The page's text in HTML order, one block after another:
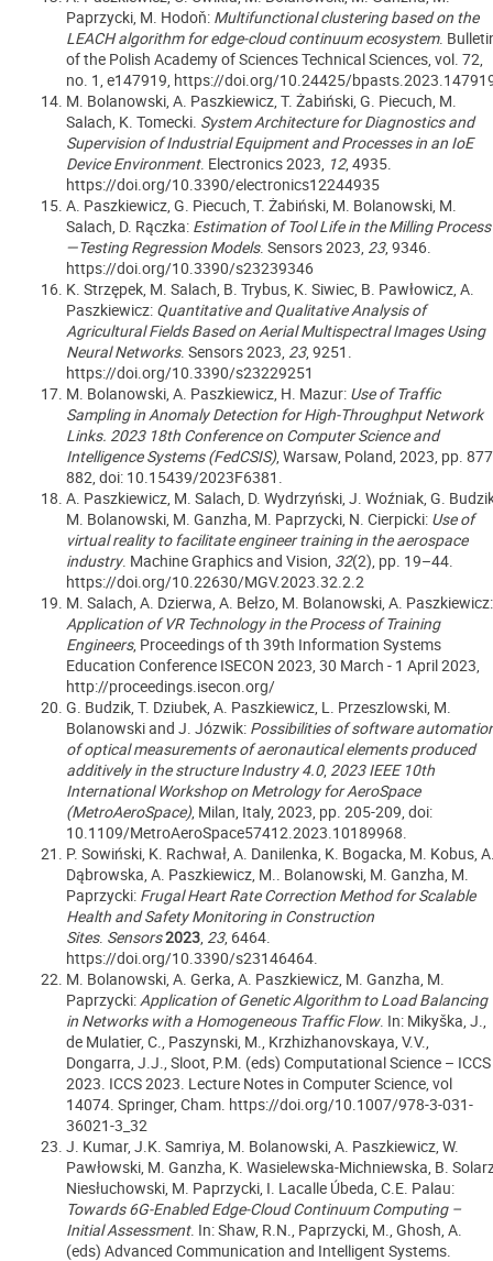
Paprzycki, M. Hodoň: Multifunctional clustering based on the
LEACH algorithm for edge-cloud continuum ecosystem.
of the Polish Academy of Sciences Technical Sciences, vol. 72,
no. 1, e147919, https://doi.org/10.24425/
M. Bolanowski, A. Paszkiewicz, T. Żabiński, G. Piecuch, M.
Salach, K. Tomecki. System Architecture for Diagnostics and
Supervision of Industrial Equipment and Processes in an IoE
Device Environment. Electronics 2023, 12, 4935.
https://doi.org/10.3390/electronics12244935
A. Paszkiewicz, G. Piecuch, T. Żabiński, M. Bolanowski, M.
Salach, D. Rączka: Estimation of Tool Life in the Milling Process
—Testing Regression Models. Sensors2023, 23, 9346.
https://doi.org/10.3390/s23239346
K. Strzępek, M. Salach, B. Trybus, K. Siwiec, B. Pawłowicz, A.
Paszkiewicz: Quantitative and Qualitative Analysis of
Agricultural Fields Based on Aerial Multispectral Images Using
Neural Networks. Sensors 2023, 23, 9251.
https://doi.org/10.3390/s23229251
M. Bolanowski, A. Paszkiewicz, H. Mazur: Use of Traffic
Sampling in Anomaly Detection for High-Throughput Network
Links. 2023 18th Conference on Computer Science and
Intelligence Systems (FedCSIS), Warsaw, Poland, 2023, pp.
882, doi: 10.15439/2023F6381.
A. Paszkiewicz, M. Salach, D. Wydrzyński, J. Woźniak, G.
M. Bolanowski, M. Ganzha, M. Paprzycki, N. Cierpicki: Use of
virtual reality to facilitate engineer training in the aerospace
industry. Machine Graphics and Vision, 32(2), pp. 19–44.
https://doi.org/10.22630/MGV.2023.32.2.2
M. Salach, A. Dzierwa, A. Bełzo, M. Bolanowski, A. Paszkiewicz:
Application of VR Technology in the Process of Training
Engineers, Proceedings of th 39th Information Systems
Education Conference ISECON 2023, 30 March - 1 April 2023,
http://proceedings.isecon.org/
G. Budzik, T. Dziubek, A. Paszkiewicz, L. Przeszlowski, M.
Bolanowski and J. Józwik: Possibilities of software
of optical measurements of aeronautical elements produced
additively in the structure Industry 4.0, 2023 IEEE 10th
International Workshop on Metrology for AeroSpace
(MetroAeroSpace), Milan, Italy, 2023, pp. 205-209, doi:
10.1109/MetroAeroSpace57412.2023.10189968.
P. Sowiński, K. Rachwał, A. Danilenka, K. Bogacka, M. Kobus,
Dąbrowska, A. Paszkiewicz, M.. Bolanowski, M. Ganzha, M.
Paprzycki: Frugal Heart Rate Correction Method for Scalable
Health and Safety Monitoring in Construction
Sites. Sensors2023, 23, 6464.
https://doi.org/10.3390/s23146464.
M. Bolanowski, A. Gerka, A. Paszkiewicz, M. Ganzha, M.
Paprzycki:Application of Genetic Algorithm to Load Balancing
in Networks with a Homogeneous Traffic Flow. In: Mikyška, J.,
de Mulatier, C., Paszynski, M., Krzhizhanovskaya, V.V.,
Dongarra, J.J., Sloot, P.M. (eds) Computational Science – ICCS
2023. ICCS 2023. Lecture Notes in Computer Science, vol
14074. Springer, Cham. https://doi.org/10.1007/978-3-031-
36021-3_32
J. Kumar, J.K. Samriya, M. Bolanowski, A. Paszkiewicz, W.
Pawłowski, M. Ganzha, K. Wasielewska-Michniewska, B.
Niesłuchowski, M. Paprzycki, I. Lacalle Úbeda, C.E. Palau:
Towards 6G-Enabled Edge-Cloud Continuum Computing –
Initial Assessment. In: Shaw, R.N., Paprzycki, M., Ghosh, A.
(eds) Advanced Communication and Intelligent Systems.